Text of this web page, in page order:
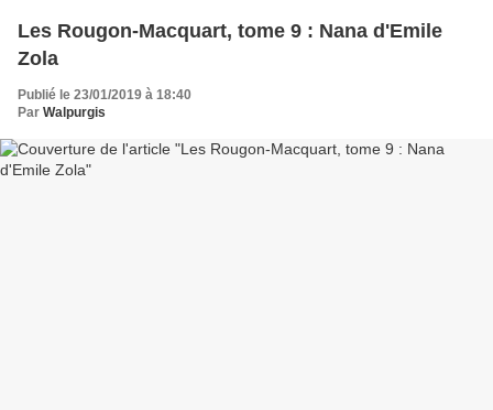
Les Rougon-Macquart, tome 9 : Nana d'Emile
Zola
Publié le 23/01/2019 à 18:40
Par Walpurgis